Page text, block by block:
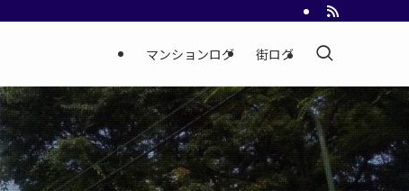
マンションログ 街ログ